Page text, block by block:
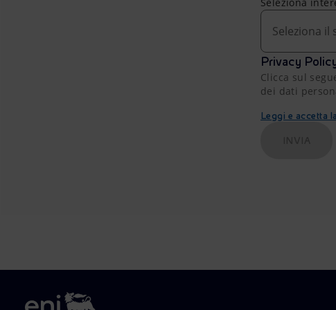
Seleziona il
Privacy
Clicca sul
dei dati
Leggi e accetta